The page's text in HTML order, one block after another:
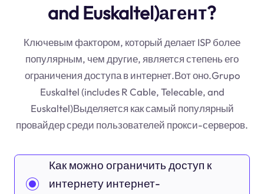
and Euskaltel)агент?
Ключевым фактором, который делает ISP более
популярным, чем другие, является степень его
ограничения доступа в интернет.Вот оно.Grupo
Euskaltel (includes R Cable, Telecable, and
Euskaltel)Выделяется как самый популярный
провайдер среди пользователей прокси-серверов.
Как можно ограничить доступ к
интернету интернет-